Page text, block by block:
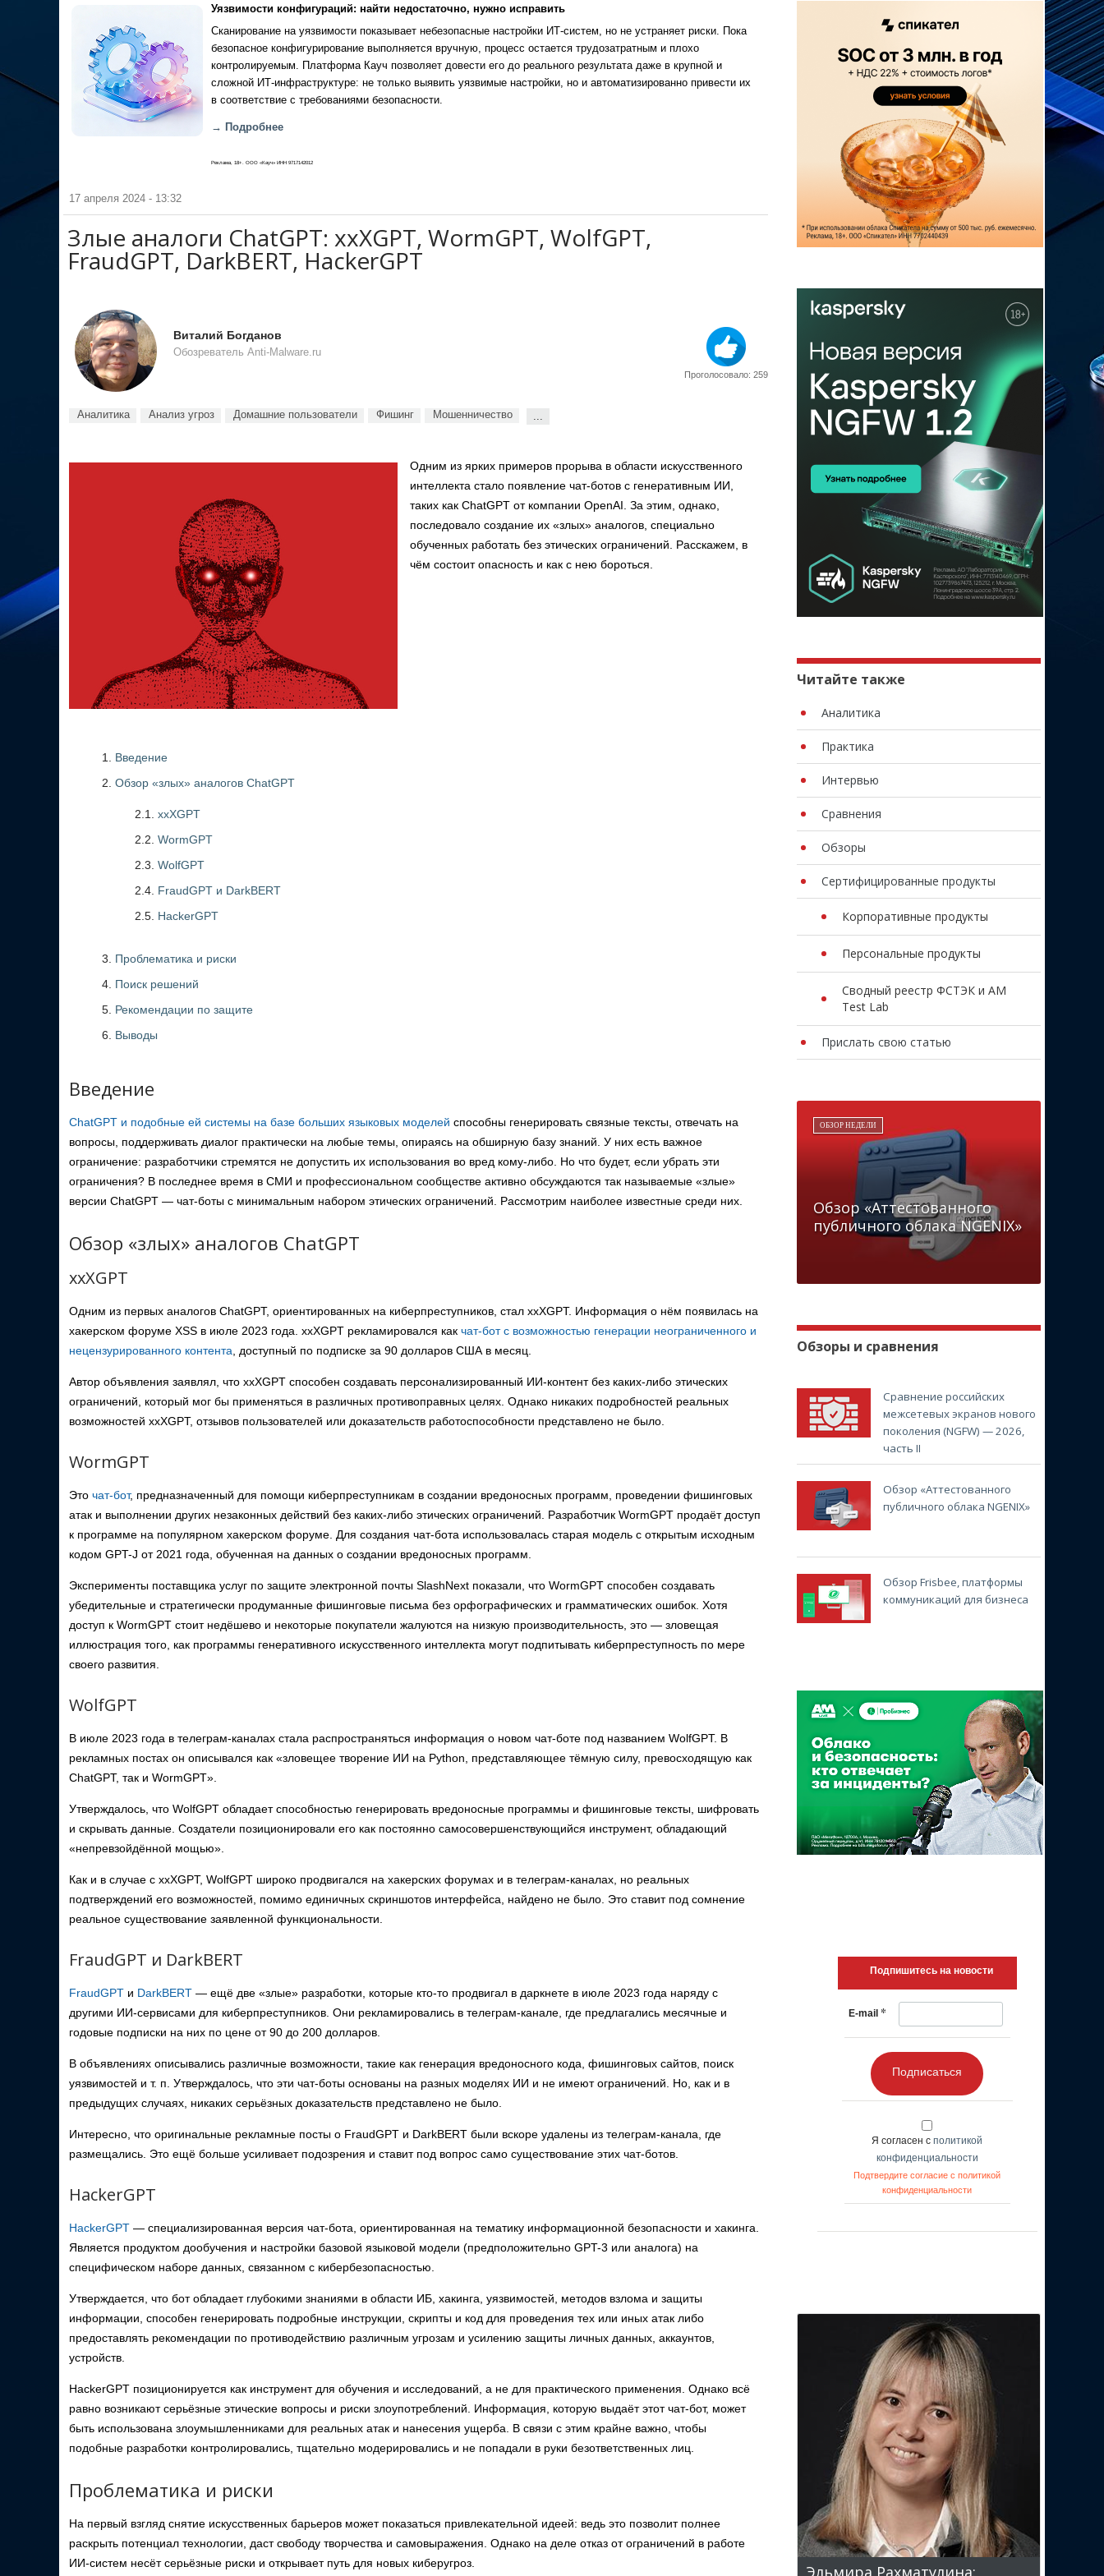
Уязвимости конфигураций: найти недостаточно, нужно исправить
Сканирование на уязвимости показывает небезопасные настройки ИТ-систем, но не устраняет риски. Пока
безопасное конфигурирование выполняется вручную, процесс остается трудозатратным и плохо
контролируемым. Платформа Кауч позволяет довести его до реального результата даже в крупной и
сложной ИТ-инфраструктуре: не только выявить уязвимые настройки, но и автоматизированно привести их
в соответствие с требованиями безопасности.
→ Подробнее
Реклама, 18+. ООО «Кауч» ИНН 9717142012
17 апреля 2024 - 13:32
Злые аналоги ChatGPT: xxXGPT, WormGPT, WolfGPT,
FraudGPT, DarkBERT, HackerGPT
Виталий Богданов
Обозреватель Anti-Malware.ru
Проголосовало: 259
Аналитика Анализ угроз Домашние пользователи Фишинг Мошенничество ...
Одним из ярких примеров прорыва в области искусственного
интеллекта стало появление чат-ботов с генеративным ИИ,
таких как ChatGPT от компании OpenAI. За этим, однако,
последовало создание их «злых» аналогов, специально
обученных работать без этических ограничений. Расскажем, в
чём состоит опасность и как с нею бороться.
Введение
Обзор «злых» аналогов ChatGPT
2.1. xxXGPT
2.2. WormGPT
2.3. WolfGPT
2.4. FraudGPT и DarkBERT
2.5. HackerGPT
Проблематика и риски
Поиск решений
Рекомендации по защите
Выводы
Введение
ChatGPT и подобные ей системы на базе больших языковых моделей способны генерировать связные тексты, отвечать на
вопросы, поддерживать диалог практически на любые темы, опираясь на обширную базу знаний. У них есть важное
ограничение: разработчики стремятся не допустить их использования во вред кому-либо. Но что будет, если убрать эти
ограничения? В последнее время в СМИ и профессиональном сообществе активно обсуждаются так называемые «злые»
версии ChatGPT — чат-боты с минимальным набором этических ограничений. Рассмотрим наиболее известные среди них.
Обзор «злых» аналогов ChatGPT
xxXGPT
Одним из первых аналогов ChatGPT, ориентированных на киберпреступников, стал xxXGPT. Информация о нём появилась на
хакерском форуме XSS в июле 2023 года. xxXGPT рекламировался как чат-бот с возможностью генерации неограниченного и
нецензурированного контента , доступный по подписке за 90 долларов США в месяц.
Автор объявления заявлял, что xxXGPT способен создавать персонализированный ИИ-контент без каких-либо этических
ограничений, который мог бы применяться в различных противоправных целях. Однако никаких подробностей реальных
возможностей xxXGPT, отзывов пользователей или доказательств работоспособности представлено не было.
WormGPT
Это чат-бот, предназначенный для помощи киберпреступникам в создании вредоносных программ, проведении фишинговых
атак и выполнении других незаконных действий без каких-либо этических ограничений. Разработчик WormGPT продаёт доступ
к программе на популярном хакерском форуме. Для создания чат-бота использовалась старая модель с открытым исходным
кодом GPT-J от 2021 года, обученная на данных о создании вредоносных программ.
Эксперименты поставщика услуг по защите электронной почты SlashNext показали, что WormGPT способен создавать
убедительные и стратегически продуманные фишинговые письма без орфографических и грамматических ошибок. Хотя
доступ к WormGPT стоит недёшево и некоторые покупатели жалуются на низкую производительность, это — зловещая
иллюстрация того, как программы генеративного искусственного интеллекта могут подпитывать киберпреступность по мере
своего развития.
WolfGPT
В июле 2023 года в телеграм-каналах стала распространяться информация о новом чат-боте под названием WolfGPT. В
рекламных постах он описывался как «зловещее творение ИИ на Python, представляющее тёмную силу, превосходящую как
ChatGPT, так и WormGPT».
Утверждалось, что WolfGPT обладает способностью генерировать вредоносные программы и фишинговые тексты, шифровать
и скрывать данные. Создатели позиционировали его как постоянно самосовершенствующийся инструмент, обладающий
«непревзойдённой мощью».
Как и в случае с xxXGPT, WolfGPT широко продвигался на хакерских форумах и в телеграм-каналах, но реальных
подтверждений его возможностей, помимо единичных скриншотов интерфейса, найдено не было. Это ставит под сомнение
реальное существование заявленной функциональности.
FraudGPT и DarkBERT
FraudGPT и DarkBERT — ещё две «злые» разработки, которые кто-то продвигал в даркнете в июле 2023 года наряду с
другими ИИ-сервисами для киберпреступников. Они рекламировались в телеграм-канале, где предлагались месячные и
годовые подписки на них по цене от 90 до 200 долларов.
В объявлениях описывались различные возможности, такие как генерация вредоносного кода, фишинговых сайтов, поиск
уязвимостей и т. п. Утверждалось, что эти чат-боты основаны на разных моделях ИИ и не имеют ограничений. Но, как и в
предыдущих случаях, никаких серьёзных доказательств представлено не было.
Интересно, что оригинальные рекламные посты о FraudGPT и DarkBERT были вскоре удалены из телеграм-канала, где
размещались. Это ещё больше усиливает подозрения и ставит под вопрос само существование этих чат-ботов.
HackerGPT
HackerGPT — специализированная версия чат-бота, ориентированная на тематику информационной безопасности и хакинга.
Является продуктом дообучения и настройки базовой языковой модели (предположительно GPT-3 или аналога) на
специфическом наборе данных, связанном с кибербезопасностью.
Утверждается, что бот обладает глубокими знаниями в области ИБ, хакинга, уязвимостей, методов взлома и защиты
информации, способен генерировать подробные инструкции, скрипты и код для проведения тех или иных атак либо
предоставлять рекомендации по противодействию различным угрозам и усилению защиты личных данных, аккаунтов,
устройств.
HackerGPT позиционируется как инструмент для обучения и исследований, а не для практического применения. Однако всё
равно возникают серьёзные этические вопросы и риски злоупотреблений. Информация, которую выдаёт этот чат-бот, может
быть использована злоумышленниками для реальных атак и нанесения ущерба. В связи с этим крайне важно, чтобы
подобные разработки контролировались, тщательно модерировались и не попадали в руки безответственных лиц.
Проблематика и риски
На первый взгляд снятие искусственных барьеров может показаться привлекательной идеей: ведь это позволит полнее
раскрыть потенциал технологии, даст свободу творчества и самовыражения. Однако на деле отказ от ограничений в работе
ИИ-систем несёт серьёзные риски и открывает путь для новых киберугроз.
Читайте также
Аналитика
Практика
Интервью
Сравнения
Обзоры
Сертифицированные продукты
Корпоративные продукты
Персональные продукты
Сводный реестр ФСТЭК и AM
Test Lab
Прислать свою статью
ОБЗОР НЕДЕЛИ
Обзор «Аттестованного
публичного облака NGENIX»
Обзоры и сравнения
Сравнение российских
межсетевых экранов нового
поколения (NGFW) — 2026,
часть II
Обзор «Аттестованного
публичного облака NGENIX»
Обзор Frisbee, платформы
коммуникаций для бизнеса
Подпишитесь на новости
E-mail *
Подписаться
Я согласен с политикой
конфиденциальности
Подтвердите согласие с политикой
конфиденциальности
Эльмира Рахматулина: